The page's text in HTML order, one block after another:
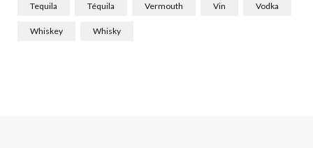
Tequila Téquila Vermouth Vin Vodka
Whiskey Whisky